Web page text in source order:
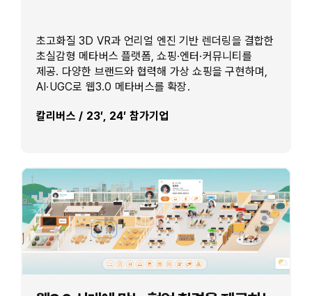
초고화질 3D VR과 언리얼 엔진 기반 렌더링을 결합한
초실감형 메타버스 플랫폼, 쇼핑·엔터·커뮤니티를
제공. 다양한 브랜드와 협력해 가상 쇼핑을 구현하며,
AI·UGC로 웹3.0 메타버스를 확장.
칼리버스 / 23′, 24′ 참가기업